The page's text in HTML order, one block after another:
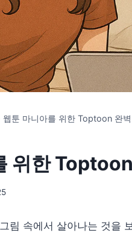
웹툰 마니아를 위한 Toptoon 완
위한
림 속에서 살아나는 것을